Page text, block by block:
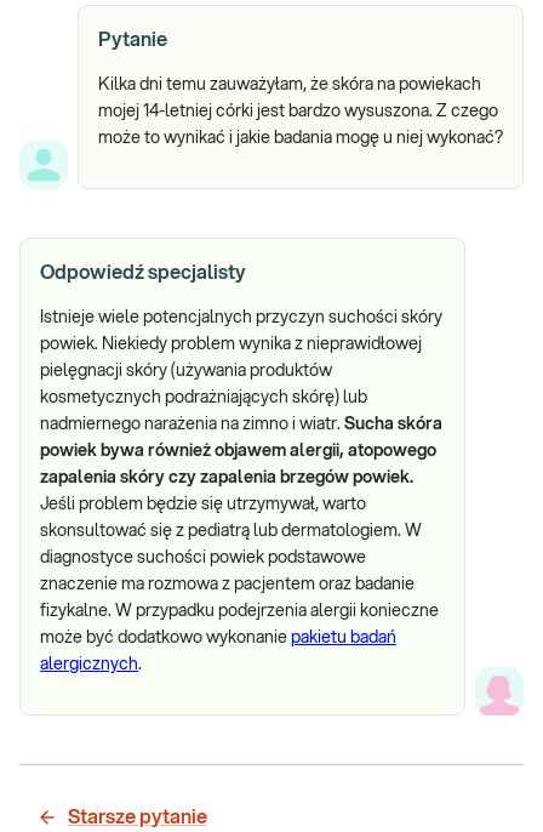
Pytanie
Kilka dni temu zauważyłam, że skóra na powiekach
mojej 14-letniej córki jest bardzo wysuszona. Z czego
może to wynikać i jakie badania mogę u niej wykonać?
Odpowiedź specjalisty
Istnieje wiele potencjalnych przyczyn suchości skóry
powiek. Niekiedy problem wynika z nieprawidłowej
pielęgnacji skóry (używania produktów
kosmetycznych podrażniających skórę) lub
nadmiernego narażenia na zimno i wiatr. Sucha skóra
powiek bywa również objawem alergii, atopowego
zapalenia skóry czy zapalenia brzegów powiek.
Jeśli problem będzie się utrzymywał, warto
skonsultować się z pediatrą lub dermatologiem. W
diagnostyce suchości powiek podstawowe
znaczenie ma rozmowa z pacjentem oraz badanie
fizykalne. W przypadku podejrzenia alergii konieczne
może być dodatkowo wykonanie pakietu badań
alergicznych.
Starsze pytanie